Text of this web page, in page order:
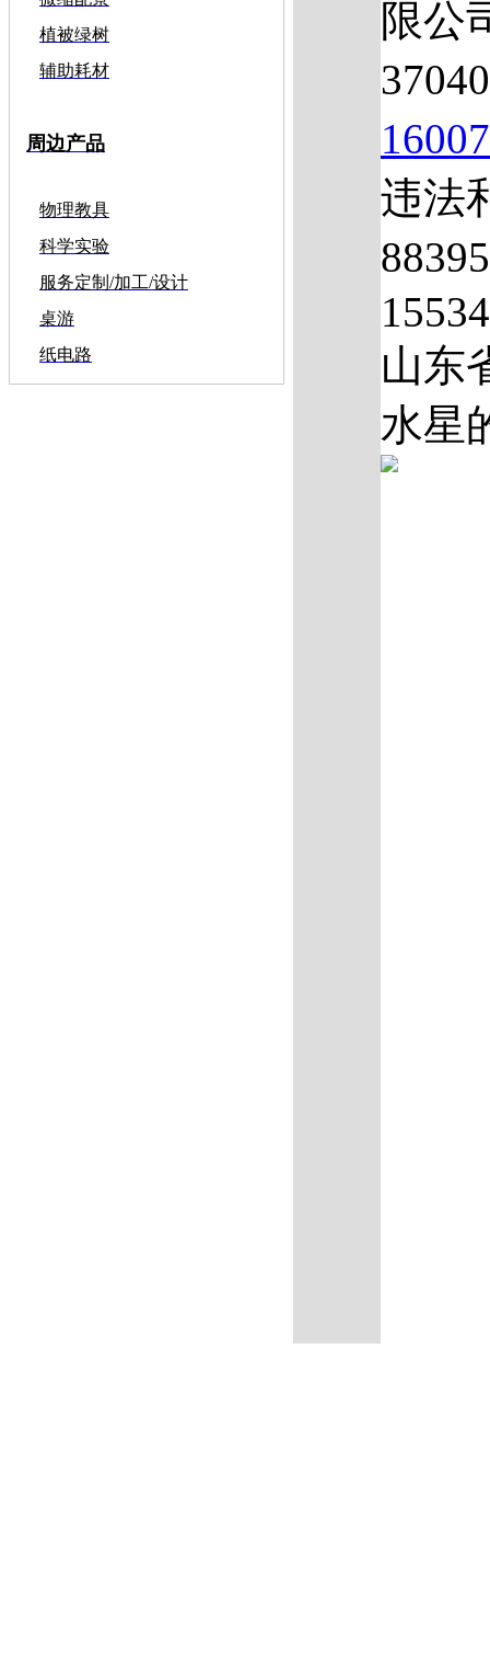
植被绿树
辅助耗材
周边产品
物理教具
科学实验
服务定制/加工/设计
桌游
纸电路
限公
违法
山东
水星